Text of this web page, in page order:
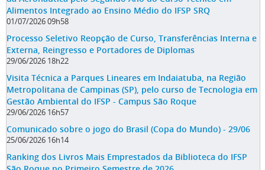
Alimentos Integrado ao Ensino Médio do IFSP SRQ
01/07/2026 09h58
Processo Seletivo Reopção de Curso, Transferências Interna e
Externa, Reingresso e Portadores de Diplomas
29/06/2026 18h22
Visita Técnica a Parques Lineares em Indaiatuba, na Região
Metropolitana de Campinas (SP), pelo curso de Tecnologia em
Gestão Ambiental do IFSP - Campus São Roque
29/06/2026 16h57
Comunicado sobre o jogo do Brasil (Copa do Mundo) - 29/06
25/06/2026 16h14
Ranking dos Livros Mais Emprestados da Biblioteca do IFSP